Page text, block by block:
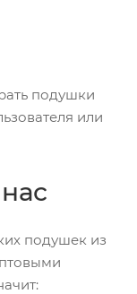
подушки
или
подушек из